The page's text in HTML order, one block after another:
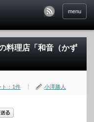
menu
料理店「和音（かず
ト：1件 小澤勝人